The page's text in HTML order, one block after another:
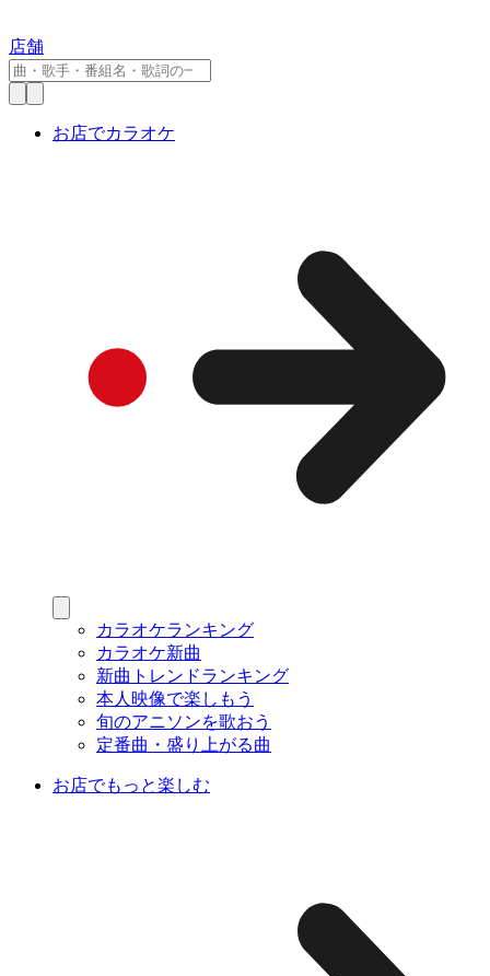
店舗
お店でカラオケ
カラオケランキング
カラオケ新曲
新曲トレンドランキング
本人映像で楽しもう
旬のアニソンを歌おう
定番曲・盛り上がる曲
お店でもっと楽しむ